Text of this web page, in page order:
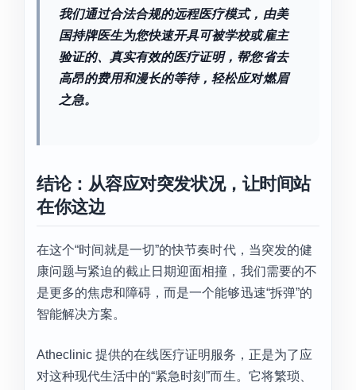
我们通过合法合规的远程医疗模式，由美
国持牌医生为您快速开具可被学校或雇主
验证的、真实有效的医疗证明，帮您省去
高昂的费用和漫长的等待，轻松应对燃眉
之急。
结论：从容应对突发状况，让时间站
在你这边
在这个“时间就是一切”的快节奏时代，当突发的健
康问题与紧迫的截止日期迎面相撞，我们需要的不
是更多的焦虑和障碍，而是一个能够迅速“拆弹”的
智能解决方案。
Atheclinic 提供的在线医疗证明服务，正是为了应
对这种现代生活中的“紧急时刻”而生。它将繁琐、